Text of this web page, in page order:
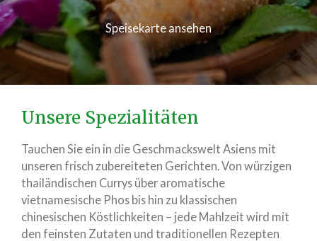
Speisekarte ansehen
Unsere Spezialitäten
Tauchen Sie ein in die Geschmackswelt Asiens mit
unseren frisch zubereiteten Gerichten. Von würzigen
thailändischen Currys über aromatische
vietnamesische Phos bis hin zu klassischen
chinesischen Köstlichkeiten – jede Mahlzeit wird mit
den feinsten Zutaten und traditionellen Rezepten